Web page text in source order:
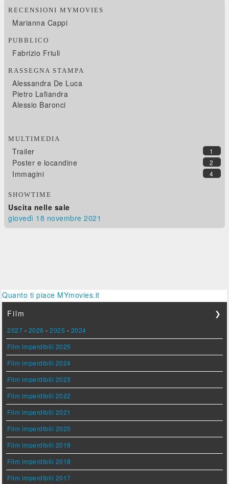
RECENSIONI MYMOVIES
Marianna Cappi
PUBBLICO
Fabrizio Friuli
RASSEGNA STAMPA
Alessandra De Luca
Pietro Lafiandra
Alessio Baronci
MULTIMEDIA
1
Trailer
2
Poster e locandine
4
Immagini
SHOWTIME
Uscita nelle sale
giovedì 18 novembre 2021
Quanto ti piace MYmovies.it
Film
❯
2027 - 2026 -2025 - 2024
Film imperdibili 2025
Film imperdibili 2024
Film imperdibili 2023
Film imperdibili 2022
Film imperdibili 2021
Film imperdibili 2020
Film imperdibili 2019
Film imperdibili 2018
Film imperdibili 2017